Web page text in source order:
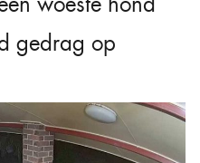
gedrag op